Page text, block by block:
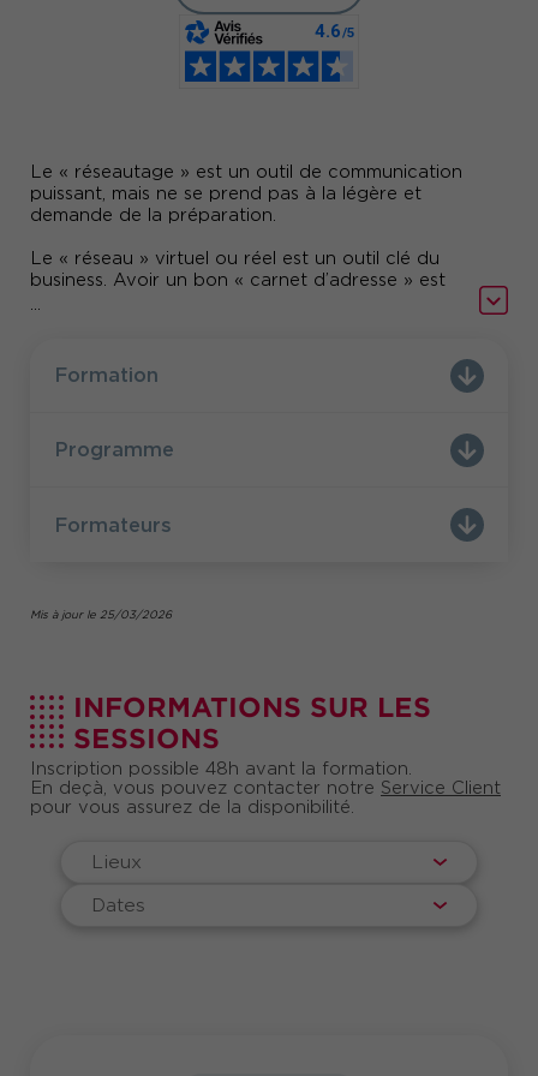
Le « réseautage » est un outil de communication
puissant, mais ne se prend pas à la légère et
demande de la préparation.
Le « réseau » virtuel ou réel est un outil clé du
business. Avoir un bon « carnet d’adresse » est
Avez-vous une approche pro-active de votre
capital relationnel ? Savez-vous faire appel aux «
ressources relationnelles ? Avez-vous une bonne
stratégie de networking ?
Comment le développer et l’animer ?
...
Formation
Programme
Formateurs
Mis à jour le 25/03/2026
INFORMATIONS SUR LES
SESSIONS
Inscription possible 48h avant la formation.
En deçà, vous pouvez contacter notre Service Client
pour vous assurez de la disponibilité.
Lieux
Dates